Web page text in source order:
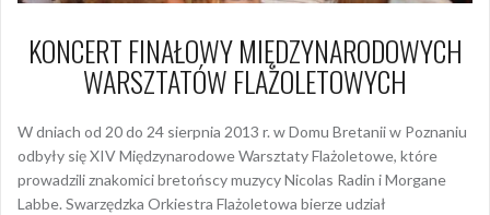
KONCERT FINAŁOWY MIĘDZYNARODOWYCH
WARSZTATÓW FLAŻOLETOWYCH
W dniach od 20 do 24 sierpnia 2013 r. w Domu Bretanii w Poznaniu
odbyły się XIV Międzynarodowe Warsztaty Flażoletowe, które
prowadzili znakomici bretońscy muzycy Nicolas Radin i Morgane
Labbe. Swarzędzka Orkiestra Flażoletowa bierze udział